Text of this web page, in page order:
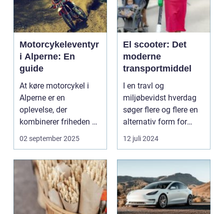
Motorcykeleventyr
i Alperne: En
guide
At køre motorcykel i
Alperne er en
oplevelse, der
kombinerer friheden på
to hjul med no...
02 september 2025
El scooter: Det
moderne
transportmiddel
I en travl og
miljøbevidst hverdag
søger flere og flere en
alternativ form for
transport. El scooter...
12 juli 2024